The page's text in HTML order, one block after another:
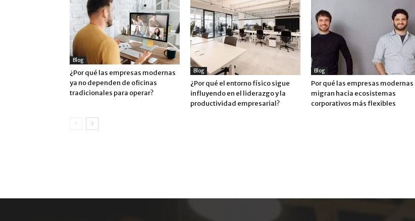
Blog
¿Por qué las empresas modernas
ya no dependen de oficinas
tradicionales para operar?
Blog
¿Por qué el entorno físico sigue
influyendo en el liderazgo y la
productividad empresarial?
Blog
Por qué las empresas modernas
migran hacia ecosistemas
corporativos más flexibles